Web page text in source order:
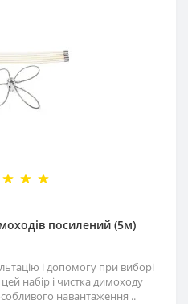
посилений (5м)
і допомогу при виборі
набір і чистка димоходу
навантаження ..